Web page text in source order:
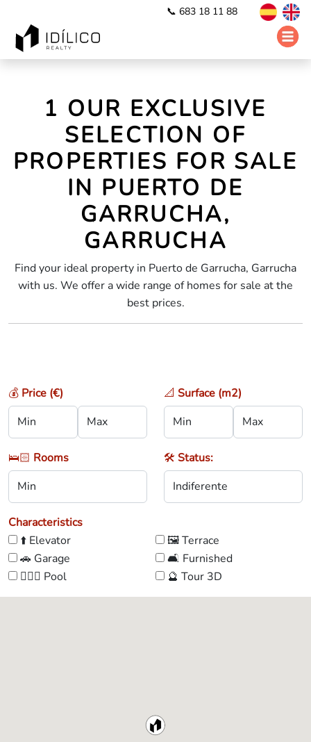
📞 683 18 11 88
1 OUR EXCLUSIVE
SELECTION OF
PROPERTIES FOR SALE
IN PUERTO DE
GARRUCHA,
GARRUCHA
Find your ideal property in Puerto de Garrucha, Garrucha
with us. We offer a wide range of homes for sale at the
best prices.
💰 Price (€) 📐 Surface (m2)
🛌🏻 Rooms 🛠️ Status:
Characteristics
⬆️ Elevator
🖼️ Terrace
🚗 Garage
🛋️ Furnished
🏊🏼‍♀️ Pool
🔮 Tour 3D